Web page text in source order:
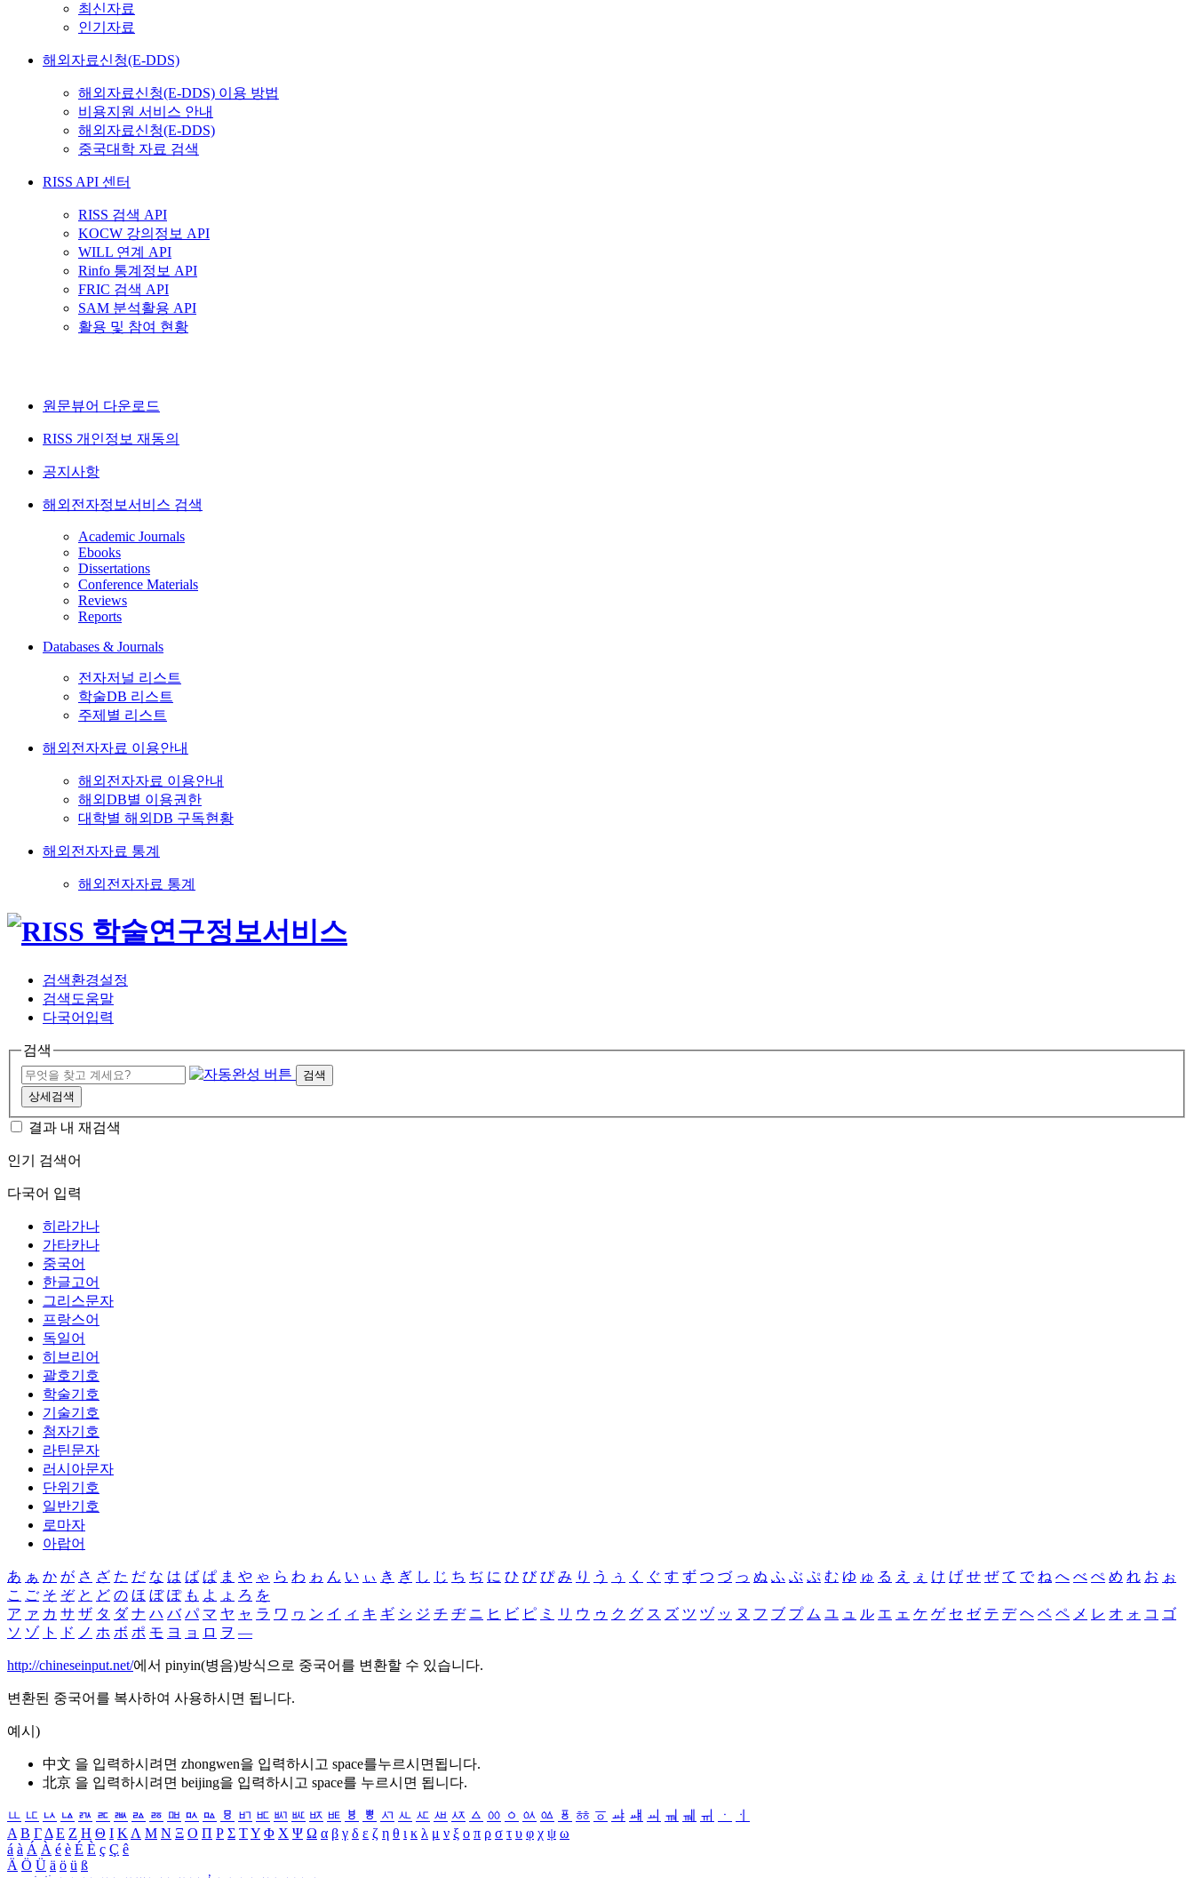
최신자료
인기자료
해외자료신청(E-DDS)
해외자료신청(E-DDS) 이용 방법
비용지원 서비스 안내
해외자료신청(E-DDS)
중국대학 자료 검색
RISS API 센터
RISS 검색 API
KOCW 강의정보 API
WILL 연계 API
Rinfo 통계정보 API
FRIC 검색 API
SAM 분석활용 API
활용 및 참여 현황
원문뷰어 다운로드
RISS 개인정보 재동의
공지사항
해외전자정보서비스 검색
Academic Journals
Ebooks
Dissertations
Conference Materials
Reviews
Reports
Databases & Journals
전자저널 리스트
학술DB 리스트
주제별 리스트
해외전자자료 이용안내
해외전자자료 이용안내
해외DB별 이용권한
대학별 해외DB 구독현황
해외전자자료 통계
해외전자자료 통계
검색환경설정
검색도움말
다국어입력
검색
검색
상세검색
결과 내 재검색
인기 검색어
다국어 입력
히라가나
가타카나
중국어
한글고어
그리스문자
프랑스어
독일어
히브리어
괄호기호
학술기호
기술기호
첨자기호
라틴문자
러시아문자
단위기호
일반기호
로마자
아랍어
あ ぁ か が さ ざ た だ な は ば ぱ ま や ゃ ら わ ゎ ん い ぃ き ぎ し じ ち ぢ に ひ び ぴ み り う ぅ く ぐ す ず つ づ っ ぬ ふ ぶ ぷ む ゆ ゅ る え ぇ け げ せ ぜ て で ね へ べ ぺ め れ お ぉ
こ ご そ ぞ と ど の ほ ぼ ぽ も よ ょ ろ を
ア ァ カ サ ザ タ ダ ナ ハ バ パ マ ヤ ャ ラ ワ ヮ ン イ ィ キ ギ シ ジ チ ヂ ニ ヒ ビ ピ ミ リ ウ ゥ ク グ ス ズ ツ ヅ ッ ヌ フ ブ プ ム ユ ュ ル エ ェ ケ ゲ セ ゼ テ デ ヘ ベ ペ メ レ オ ォ コ ゴ
ソ ゾ ト ド ノ ホ ボ ポ モ ヨ ョ ロ ヲ ―
http://chineseinput.net/에서 pinyin(병음)방식으로 중국어를 변환할 수 있습니다.
변환된 중국어를 복사하여 사용하시면 됩니다.
예시)
中文 을 입력하시려면 zhongwen을 입력하시고 space를누르시면됩니다.
北京 을 입력하시려면 beijing을 입력하시고 space를 누르시면 됩니다.
ㅥ ㅦ ㅧ ㅨ ㅩ ㅪ ㅫ ㅬ ㅭ ㅮ ㅯ ㅰ ㅱ ㅲ ㅳ ㅴ ㅵ ㅶ ㅷ ㅸ ㅹ ㅺ ㅻ ㅼ ㅽ ㅾ ㅿ ㆀ ㆁ ㆂ ㆃ ㆄ ㆅ ㆆ ㆇ ㆈ ㆉ ㆊ ㆋ ㆌ ㆍ
ㆎ
Α Β ΓΔ Ε Ζ Η Θ Ι ΚΛ Μ Ν Ξ Ο Π Ρ Σ ΤΥ Φ Χ Ψ Ω α β γ δ ε ζ η θ ι κ λ μ ν ξ ο π ρ σ τ υ φ χ ψ ω
á à Á À é è É È ç Ç ê
Ä Ö Ü ä ö ü ß